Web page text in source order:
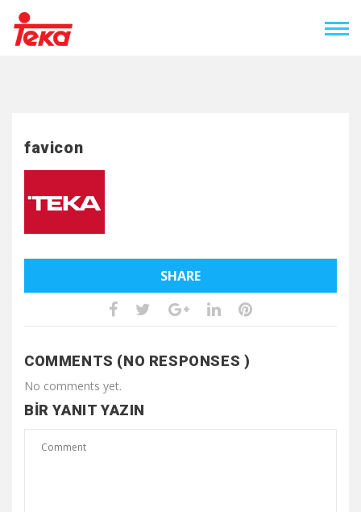
favicon
SHARE
COMMENTS (NO RESPONSES )
No comments yet.
BIR YANIT YAZIN